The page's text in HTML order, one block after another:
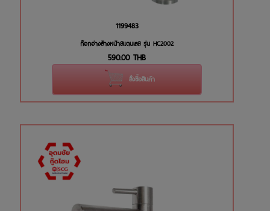
1199483
ก๊อกอ่างล้างหน้าสแตนเลส รุ่น HC2002
590.00 THB
สั่งซื้อสินค้า